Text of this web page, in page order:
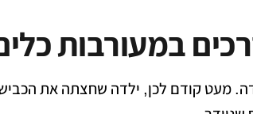
במעורבות
מעט קודם לכן, ילדה שחצתה את הכביש